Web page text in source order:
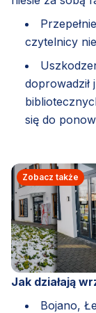
czytelnicy
doprowadził
się do
Zobacz także
Jak działają
Bojano,